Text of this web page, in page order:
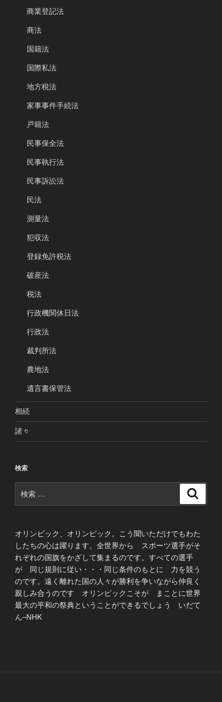
商業登記法
商法
国籍法
国際私法
地方税法
家事事件手続法
戸籍法
民事保全法
民事執行法
民事訴訟法
民法
測量法
犯収法
登録免許税法
破産法
税法
行政機関休日法
行政法
裁判所法
農地法
遺言書保管法
相続
諸々
検索
索:
オリンピック、オリンピック。こう聞いただけでもわた
したちの心は躍ります。全世界から スポーツ選手がそ
れぞれの国旗をかざして集まるのです。すべての選手
が 同じ規則に従い・・・同じ条件のもとに 力を競う
のです。遠く離れた国の人々が勝利を争いながら仲良く
親しみ合うのです オリンピックこそが まことに世界
最大の平和の祭典ということができるでしょう いだて
ん–NHK